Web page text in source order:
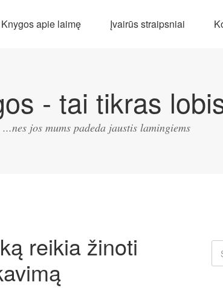
Knygos apie laimę Įvairūs straipsniai
- tai tikras
...nes jos mums padeda jaustis lamingiems
reikia žinoti